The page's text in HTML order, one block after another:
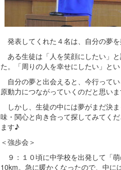
発表してくれた４名は、自分の夢
ある生徒は「人を笑顔にしたい」
た。「周りの人を幸せにしたい」と
自分の夢と出会えると、今行って
原動力につながっていくのだと思いま
しかし、生徒の中には夢がまだ決
味・関心と向き合って探してみてく
ます♪
＜強歩会＞
９：１０頃に中学校を出発して「
10km。急に暖かくなったので、中に